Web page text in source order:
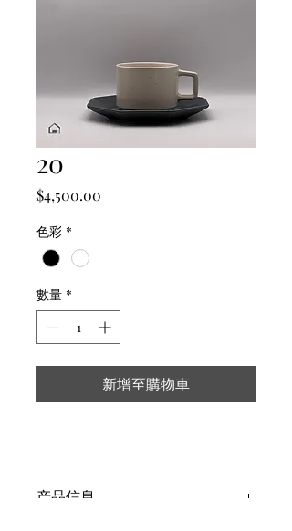
20
$4,500.00
色彩 *
數量 *
新增至購物車
产品信息